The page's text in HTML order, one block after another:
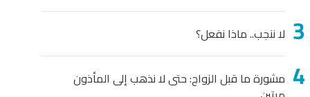
لا ننجب.. ماذا نفعل؟
مشورة ما قبل الزواج: حتى لا نذهب إلى المأذون